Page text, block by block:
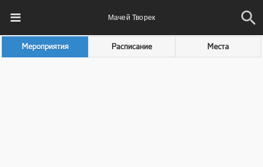
Мачей Творек
Мероприятия Расписание Места